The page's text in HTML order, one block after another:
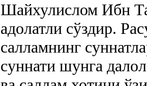
Шайхулислом Ибн
адолатли сўздир.
салламнинг
суннати шунга